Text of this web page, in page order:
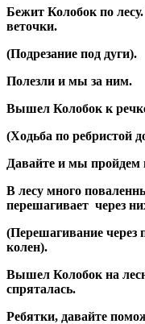
Бежит Колобок по
веточки.
(Подрезание под дуги).
Полезли и мы за ним.
Вышел Колобок к
(Ходьба по ребристой
Давайте и мы пройдем
В лесу много
перешагивает через
(Перешагивание
колен).
Вышел Колобок на
спряталась.
Ребятки, давайте